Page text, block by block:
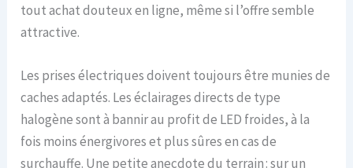
tout achat douteux en ligne, même si l’offre semble
attractive.
Les prises électriques doivent toujours être munies de
caches adaptés. Les éclairages directs de type
halogène sont à bannir au profit de LED froides, à la
fois moins énergivores et plus sûres en cas de
surchauffe. Une petite anecdote du terrain : sur un